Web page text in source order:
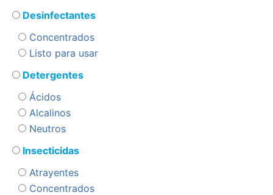
Desinfectantes
Concentrados
Listo para usar
Detergentes
Ácidos
Alcalinos
Neutros
Insecticidas
Atrayentes
Concentrados